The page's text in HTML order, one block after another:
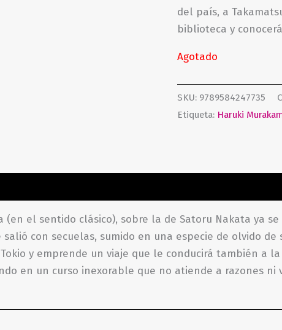
del país, a
biblioteca y
Agotado
SKU: 9789584247735
Etiqueta: Haruki
(en el sentido clásico), sobre la de Satoru Nakata ya
con secuelas, sumido en una especie de olvido
y emprende un viaje que le conducirá también a
en un curso inexorable que no atiende a razones ni